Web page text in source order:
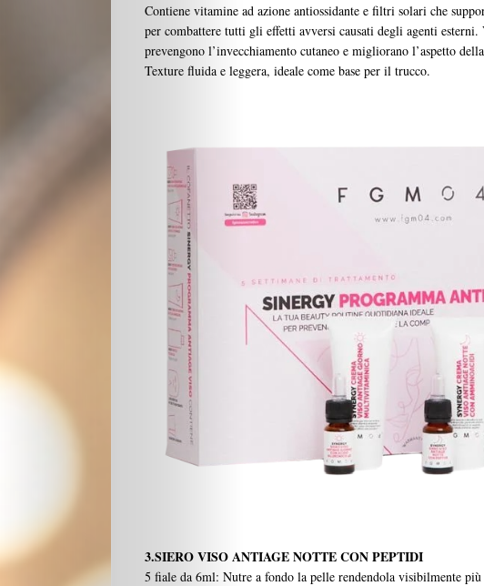
Fashion
Travel
Gourmet
Design
Chi
Siamo
Partner
Contiene vitamine ad azione antiossidante e filtri solari che
per combattere tutti gli effetti avversi causati degli agenti
prevengono l’invecchiamento cutaneo e migliorano l’aspetto
Texture fluida e leggera, ideale come base per il trucco.
3.SIERO VISO ANTIAGE NOTTE CON PEPTIDI
5 fiale da 6ml: Nutre a fondo la pelle rendendola visibilmente